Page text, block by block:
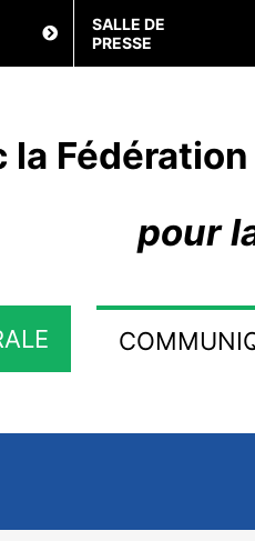
SALLE DE
PRESSE
la
pour